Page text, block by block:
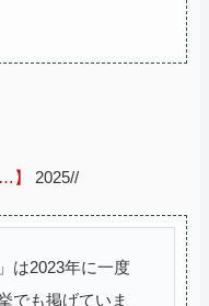
】 2025//
は2023年に一度
でも掲げていま